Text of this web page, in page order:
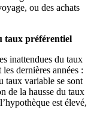
ou des achats
taux préférentiel
inattendues du taux
dernières années :
taux variable se sont
de la hausse du taux
est élevé,